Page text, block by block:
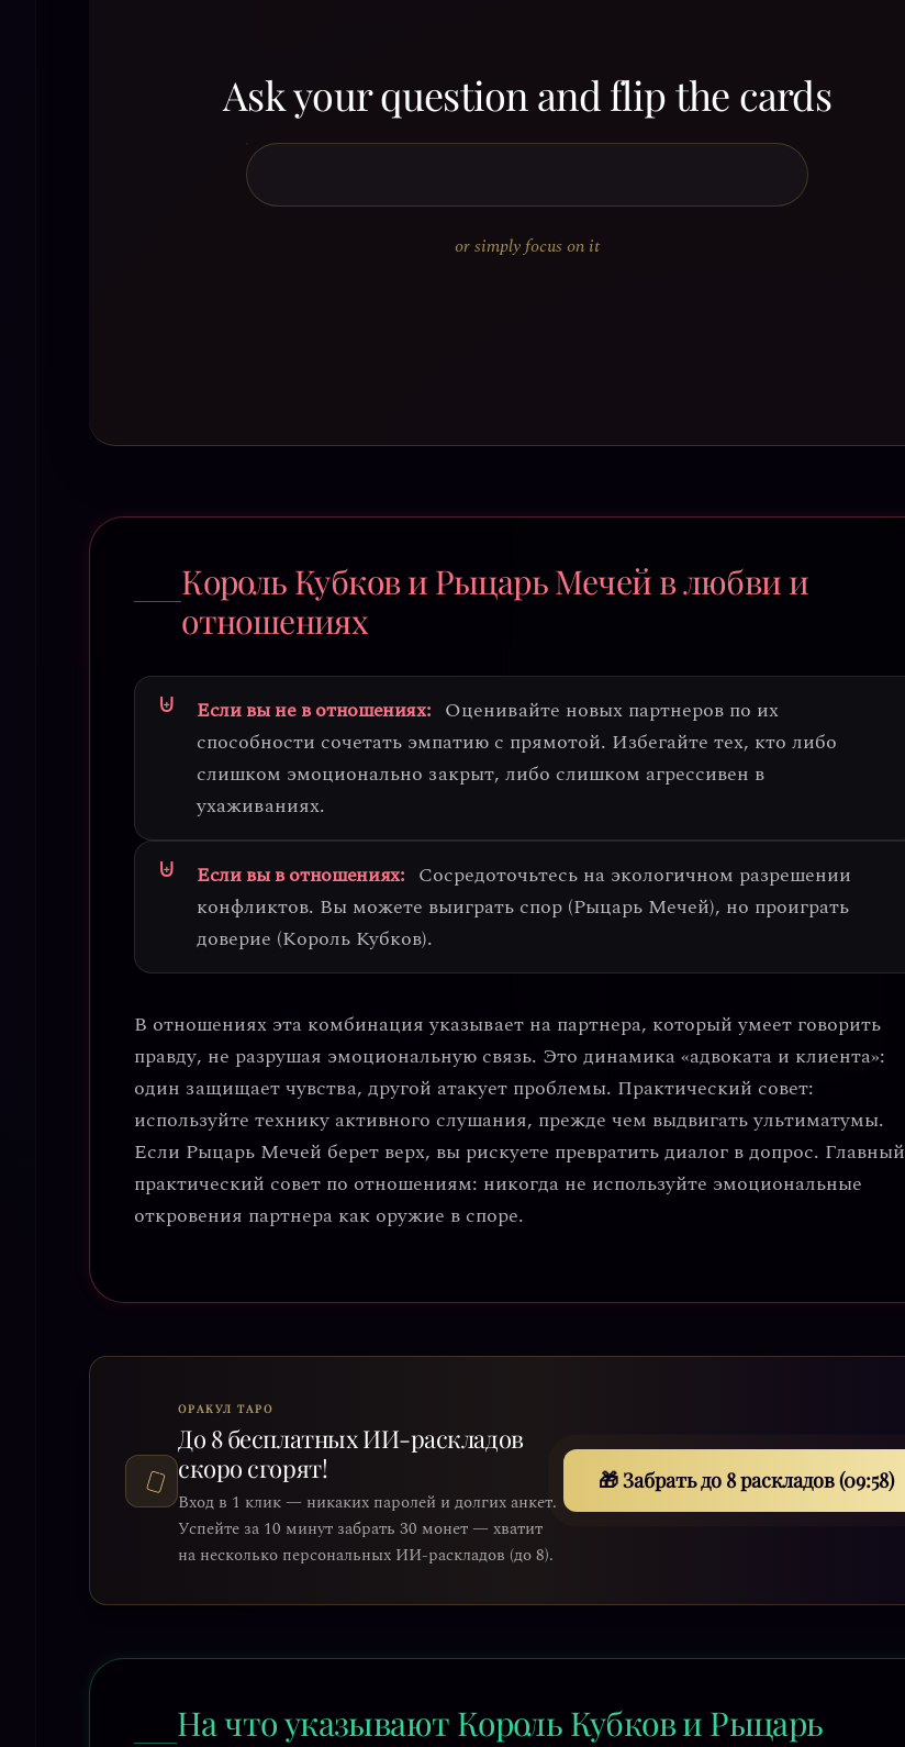
Ask your question and flip the cards
or simply focus on it
Король Кубков и Рыцарь Мечей в любви и
отношениях
Если вы не в отношениях: Оценивайте новых партнеров по их
способности сочетать эмпатию с прямотой. Избегайте тех, кто либо
слишком эмоционально закрыт, либо слишком агрессивен в
ухаживаниях.
Если вы в отношениях: Сосредоточьтесь на экологичном разрешении
конфликтов. Вы можете выиграть спор (Рыцарь Мечей), но проиграть
доверие (Король Кубков).
В отношениях эта комбинация указывает на партнера, который умеет говорить
правду, не разрушая эмоциональную связь. Это динамика «адвоката и клиента»:
один защищает чувства, другой атакует проблемы. Практический совет:
используйте технику активного слушания, прежде чем выдвигать ультиматумы.
Если Рыцарь Мечей берет верх, вы рискуете превратить диалог в допрос. Главный
практический совет по отношениям: никогда не используйте эмоциональные
откровения партнера как оружие в споре.
ОРАКУЛ ТАРО
До 8 бесплатных ИИ-раскладов
скоро сгорят!
Вход в 1 клик — никаких паролей и долгих анкет.
Успейте за 10 минут забрать 30 монет — хватит
на несколько персональных ИИ-раскладов (до 8).
🎁 Забрать до 8 раскладов (09:56)
На что указывают Король Кубков и Рыцарь